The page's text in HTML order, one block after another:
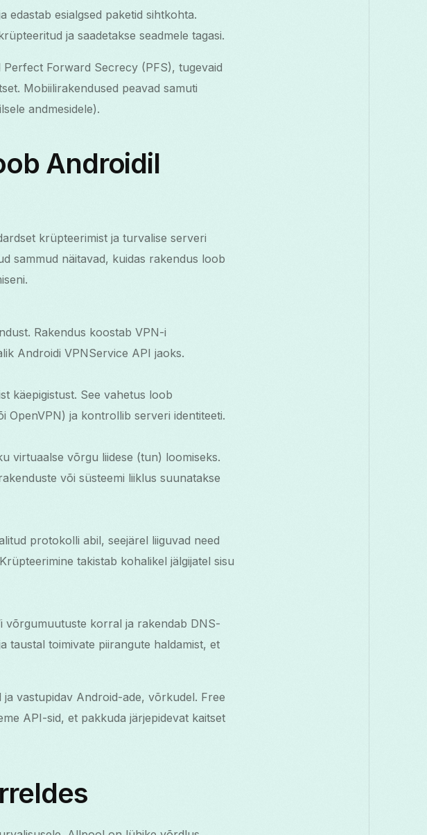
esialgsed paketid sihtkohta.
ja saadetakse seadmele tagasi.
Forward Secrecy (PFS), tugevaid
Mobiilirakendused peavad samuti
andmesidele).
Androidil
krüpteerimist ja turvalise serveri
sammud näitavad, kuidas rakendus loob
Rakendus koostab VPN-i
Androidi VPNService API jaoks.
käepigistust. See vahetus loob
OpenVPN) ja kontrollib serveri identiteeti.
virtuaalse võrgu liidese (tun) loomiseks.
või süsteemi liiklus suunatakse
protokolli abil, seejärel liiguvad need
takistab kohalikel jälgijatel sisu
võrgumuutuste korral ja rakendab DNS-
taustal toimivate piirangute haldamist, et
vastupidav Android-ade, võrkudel. Free
API-sid, et pakkuda järjepidevat kaitset